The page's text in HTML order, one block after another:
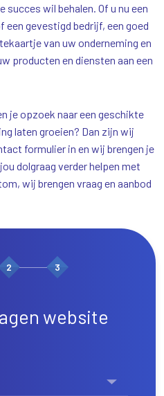
wil behalen. Of u nu een
gevestigd bedrijf, een goed
van uw onderneming en
producten en diensten aan een
je opzoek naar een geschikte
laten groeien? Dan zijn wij
formulier in en wij brengen je
dolgraag verder helpen met
wij brengen vraag en aanbod
2 3
website